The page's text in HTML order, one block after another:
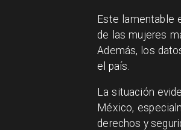
Este lamentable
de las mujeres
Además, los
el país.
La situación
México,
derechos y